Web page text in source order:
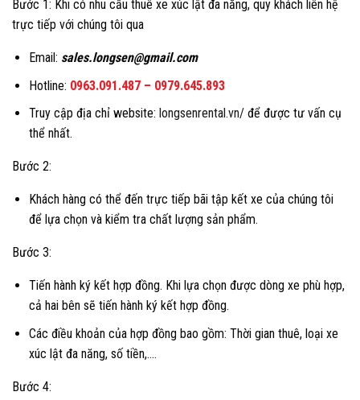
Bước 1: Khi có nhu cầu thuê xe xúc lật đa năng, quy khách liên hệ
trực tiếp với chúng tôi qua
Email: sales.longsen@gmail.com
Hotline: 0963.091.487– 0979.645.893
Truy cập địa chỉ website: longsenrental.vn/để được tư vấn cụ
thể nhất.
Bước 2:
Khách hàng có thể đến trực tiếp bãi tập kết xe của chúng tôi
để lựa chọn và kiểm tra chất lượng sản phẩm.
Bước 3:
Tiến hành ký kết hợp đồng. Khi lựa chọn được dòng xe phù hợp,
cả hai bên sẽ tiến hành ký kết hợp đồng.
Các điều khoản của hợp đồng bao gồm: Thời gian thuê, loại xe
xúc lật đa năng, số tiền,….
Bước 4: